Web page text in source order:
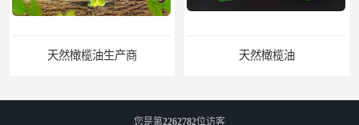
天然橄榄油生产商 天然橄榄油
您是第2262782位访客